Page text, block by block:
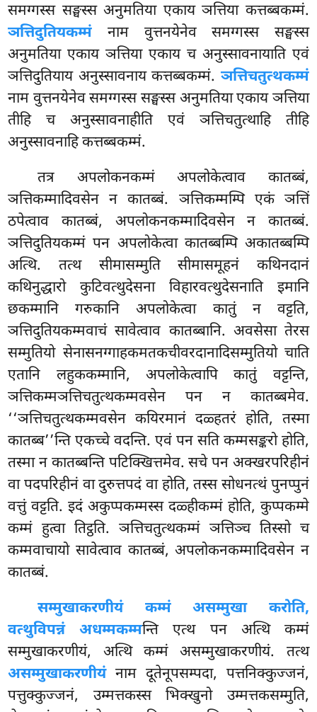
समग्गस्स सङ्घस्स अनुमतिया एकाय ञत्तिया कत्तब्बकम्मं.
ञत्तिदुतियकम्मं नाम वुत्तनयेनेव समग्गस्स सङ्घस्स
अनुमतिया एकाय ञत्तिया एकाय च अनुस्सावनायाति एवं
ञत्तिदुतियाय अनुस्सावनायकत्तब्बकम्मं. ञत्तिचतुत्थकम्मं
नाम वुत्तनयेनेव समग्गस्स सङ्घस्स अनुमतिया एकाय ञत्तिया
तीहि च अनुस्सावनाहीति एवं ञत्तिचतुत्थाहि तीहि
अनुस्सावनाहि कत्तब्बकम्मं.
तत्र अपलोकनकम्मं अपलोकेत्वाव कातब्बं,
ञत्तिकम्मादिवसेन न कातब्बं. ञत्तिकम्मम्पि एकं ञत्तिं
ठपेत्वाव कातब्बं, अपलोकनकम्मादिवसेन न कातब्बं.
ञत्तिदुतियकम्मं पन अपलोकेत्वा कातब्बम्पि अकातब्बम्पि
अत्थि. तत्थ सीमासम्मुति सीमासमूहनं कथिनदानं
कथिनुद्धारो कुटिवत्थुदेसना विहारवत्थुदेसनाति इमानि
छकम्मानि गरुकानि अपलोकेत्वा कातुं न वट्टति,
ञत्तिदुतियकम्मवाचं सावेत्वाव कातब्बानि. अवसेसा तेरस
सम्मुतियो सेनासनग्गाहकमतकचीवरदानादिसम्मुतियो चाति
एतानि लहुककम्मानि, अपलोकेत्वापि कातुं वट्टन्ति,
ञत्तिकम्मञत्तिचतुत्थकम्मवसेन पन न कातब्बमेव.
‘‘ञत्तिचतुत्थकम्मवसेन कयिरमानं दळ्हतरं होति, तस्मा
कातब्ब’’न्ति एकच्चे वदन्ति. एवं पन सति कम्मसङ्करो होति,
तस्मा न कातब्बन्ति पटिक्खित्तमेव. सचे पन अक्खरपरिहीनं
वा पदपरिहीनं वा दुरुत्तपदं वा होति, तस्स सोधनत्थं पुनप्पुनं
वत्तुं वट्टति. इदं अकुप्पकम्मस्स दळ्हीकम्मं होति, कुप्पकम्मे
कम्मं हुत्वा तिट्ठति. ञत्तिचतुत्थकम्मं ञत्तिञ्च तिस्सो च
कम्मवाचायो सावेत्वाव कातब्बं, अपलोकनकम्मादिवसेन न
कातब्बं.
सम्मुखाकरणीयं कम्मं असम्मुखा करोति,
वत्थुविपन्नं अधम्मकम्मन्ति एत्थ पन अत्थि कम्मं
सम्मुखाकरणीयं, अत्थि कम्मं असम्मुखाकरणीयं. तत्थ
असम्मुखाकरणीयंनाम दूतेनूपसम्पदा, पत्तनिक्कुज्जनं,
पत्तुक्कुज्जनं, उम्मत्तकस्स भिक्खुनो उम्मत्तकसम्मुति,